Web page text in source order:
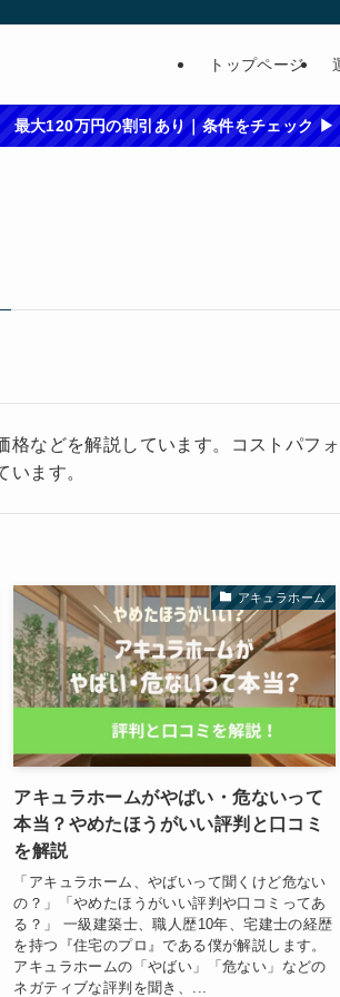
トップページ
最大120万円の割引あり｜条件をチェック ▶
格などを解説しています。コストパフ
ます。
アキュラホーム
アキュラホームがやばい・危ないって
本当？やめたほうがいい評判と口コミ
を解説
「アキュラホーム、やばいって聞くけど危ない
の？」「やめたほうがいい評判や口コミってあ
る？」 一級建築士、職人歴10年、宅建士の経歴
を持つ『住宅のプロ』である僕が解説します。
アキュラホームの「やばい」「危ない」などの
ネガティブな評判を聞き、...